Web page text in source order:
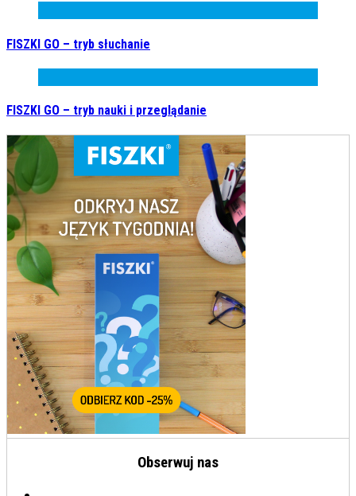
FISZKI GO – tryb słuchanie
FISZKI GO – tryb nauki i przeglądanie
Obserwuj nas